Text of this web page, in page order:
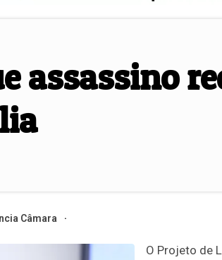
assassino
Câmara
O Projeto de